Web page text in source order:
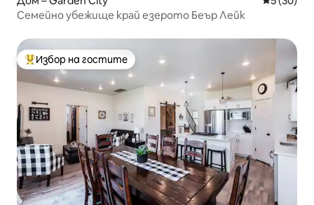
Семейно убежище край езерото Беър Лейк
Най-популярен избор на гостите
Избор на гостите